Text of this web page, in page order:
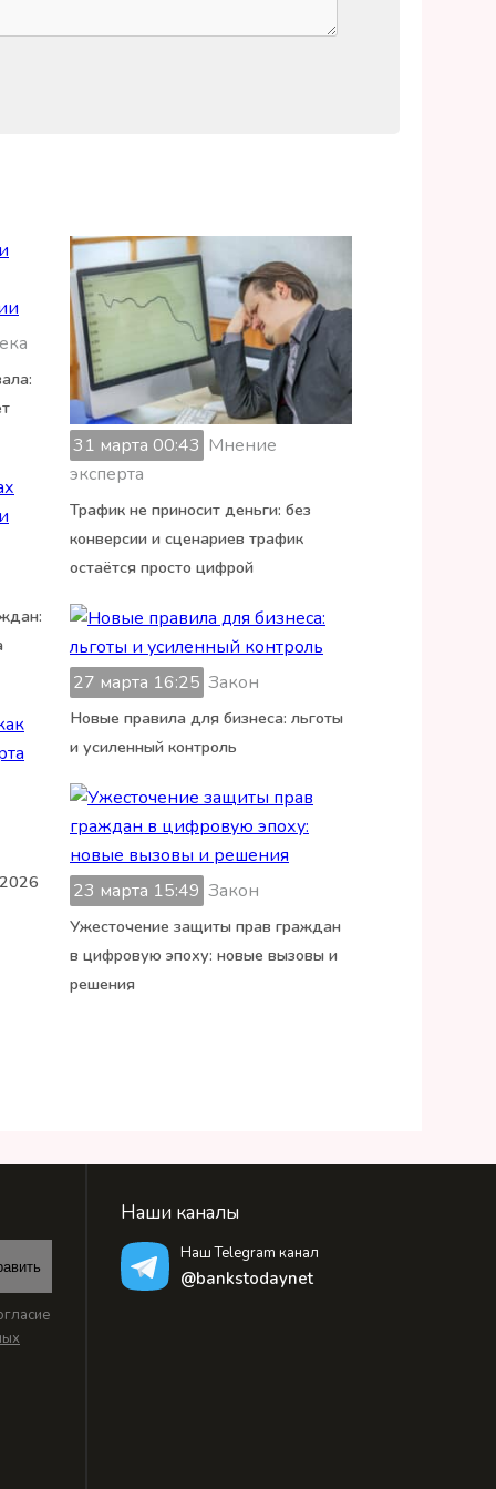
31 марта 00:43 Мнение
эксперта
Трафик не приносит деньги: без
конверсии и сценариев трафик
остаётся просто цифрой
27 марта 16:25 Закон
Новые правила для бизнеса: льготы
и усиленный контроль
23 марта 15:49 Закон
Ужесточение защиты прав граждан
в цифровую эпоху: новые вызовы и
решения
Наши каналы
Наш Telegram канал
@bankstodaynet